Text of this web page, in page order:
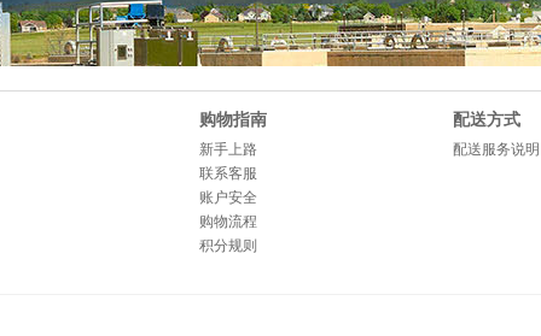
购物指南
新手上路
联系客服
账户安全
购物流程
积分规则
配送方式
配送服务说明